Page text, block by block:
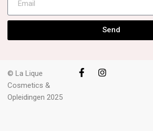
Send
© La Lique
Cosmetics &
Opleidingen 2025